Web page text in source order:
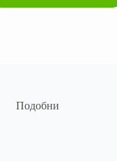
Подобни